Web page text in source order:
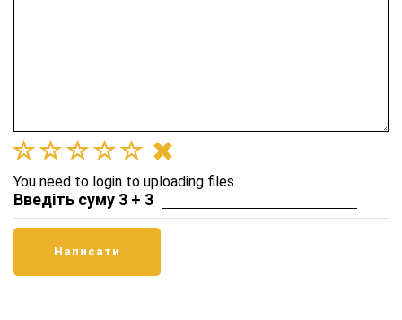
You need to login to uploading files.
Введіть суму 3 + 3